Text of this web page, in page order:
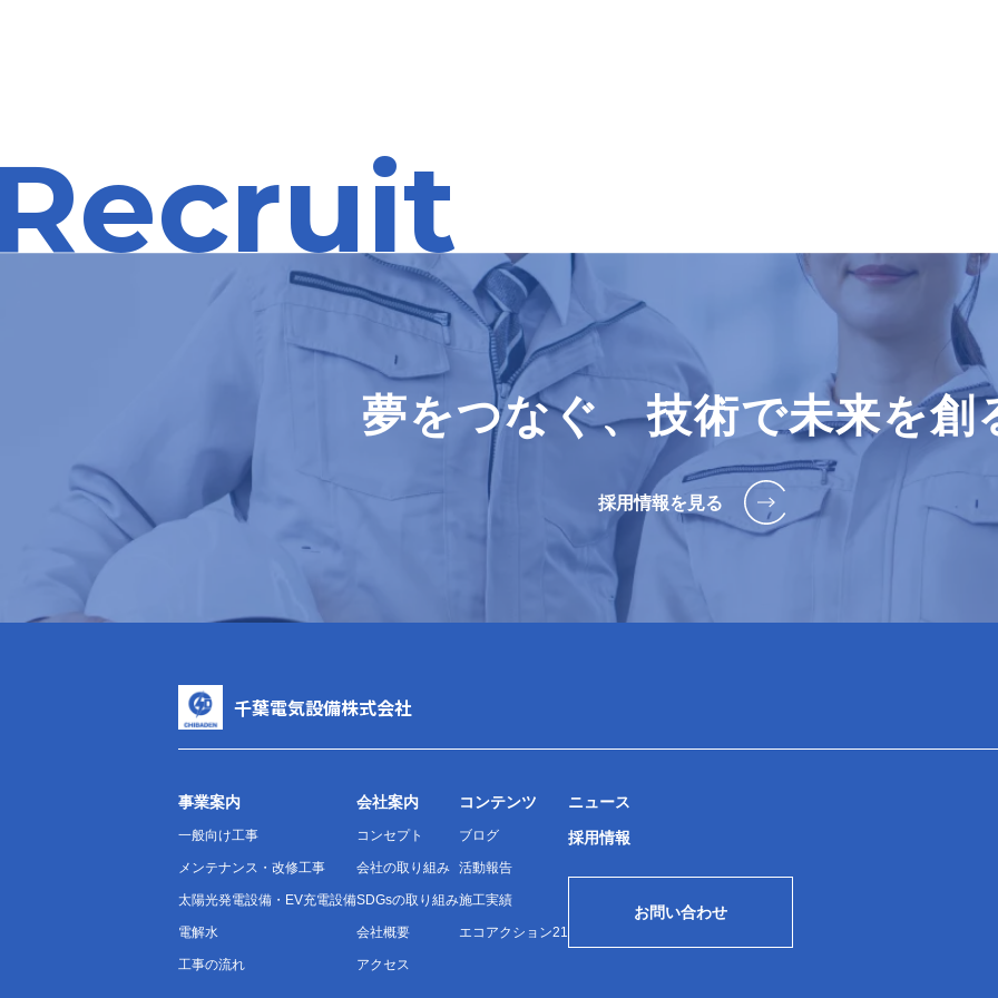
夢をつなぐ、技術で未来を創
採用情報を見る
千葉電気設備株式会社
事業案内
一般向け工事
メンテナンス・改修工事
太陽光発電設備・EV充電設備
電解水
工事の流れ
会社案内
コンセプト
会社の取り組み
SDGsの取り組み
会社概要
アクセス
コンテンツ
ブログ
活動報告
施工実績
エコアクション21
ニュース
採用情報
お問い合わせ